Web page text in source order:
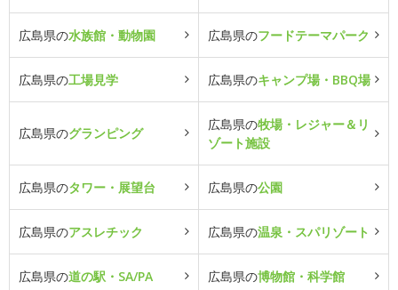
広島県の水族館・動物園 広島県のフードテーマパーク
広島県の工場見学 広島県のキャンプ場・BBQ場
広島県のグランピング
広島県の牧場・レジャー＆リ
ゾート施設
広島県のタワー・展望台 広島県の公園
広島県のアスレチック 広島県の温泉・スパリゾート
広島県の道の駅・SA/PA 広島県の博物館・科学館